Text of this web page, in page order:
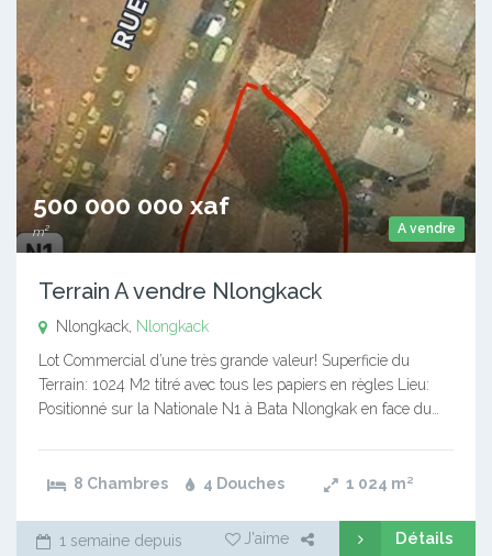
A vendre
500 000 000 xaf
m²
Terrain A vendre Nlongkack
Nlongkack, Nlongkack
Lot Commercial d’une très grande valeur! Superficie du
Terrain: 1024 M2 titré avec tous les papiers en règles Lieu:
Positionné sur la Nationale N1 à Bata Nlongkak en face du…
8 Chambres 4 Douches 1 024 m²
1 semaine depuis J'aime Détails